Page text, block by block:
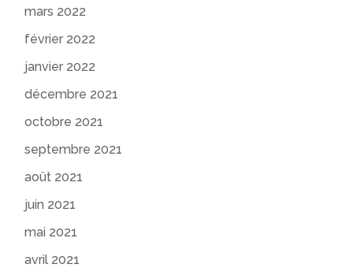
mars 2022
février 2022
janvier 2022
décembre 2021
octobre 2021
septembre 2021
août 2021
juin 2021
mai 2021
avril 2021